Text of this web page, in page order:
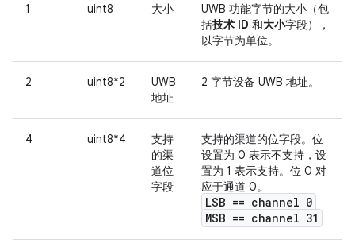
1 uint8 大小
UWB 功能字节的大小（包
括技术 ID 和大小字段），
以字节为单位。
2 uint8*2
UWB
地址
2 字节设备 UWB 地址。
4 uint8*4
支持
的渠
道位
字段
支持的渠道的位字段。位
设置为 0 表示不支持，设
置为 1 表示支持。位 0 对
应于通道 0。
LSB == channel 0
MSB == channel 31